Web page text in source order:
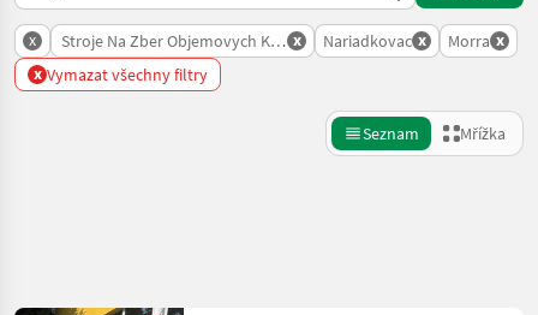
x Stroje Na Zber Objemovych Krmiv
x Nariadkovac x Morra x
x Vymazat všechny filtry
Seznam Mřížka